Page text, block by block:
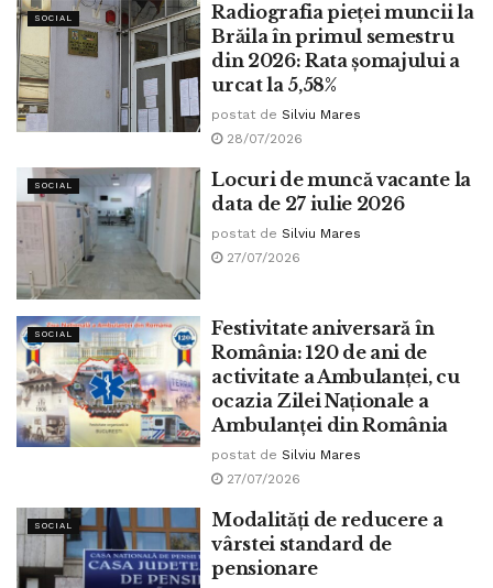
SOCIAL
Radiografia pieței muncii la
Brăila în primul semestru
din 2026: Rata șomajului a
urcat la 5,58%
postat de Silviu Mares
28/07/2026
SOCIAL
Locuri de muncă vacante la
data de 27 iulie 2026
postat de Silviu Mares
27/07/2026
SOCIAL
Festivitate aniversară în
România: 120 de ani de
activitate a Ambulanței, cu
ocazia Zilei Naționale a
Ambulanței din România
postat de Silviu Mares
27/07/2026
SOCIAL
Modalități de reducere a
vârstei standard de
pensionare